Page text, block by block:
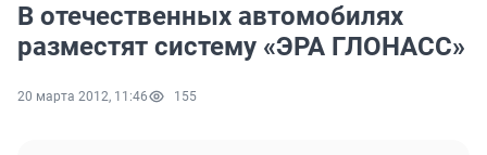
В отечественных автомобилях
разместят систему «ЭРА ГЛОНАСС»
20 марта 2012, 11:46 155